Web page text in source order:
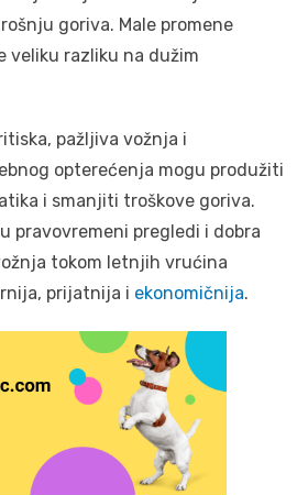
goriva. Male promene
veliku razliku na dužim
pažljiva vožnja i
opterećenja mogu produžiti
i smanjiti troškove goriva.
pravovremeni pregledi i dobra
tokom letnjih vrućina
prijatnija i ekonomičnija.